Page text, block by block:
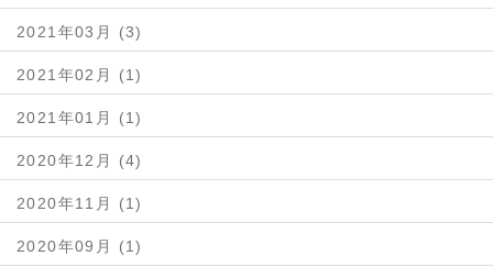
2021年03月 (3)
2021年02月 (1)
2021年01月 (1)
2020年12月 (4)
2020年11月 (1)
2020年09月 (1)